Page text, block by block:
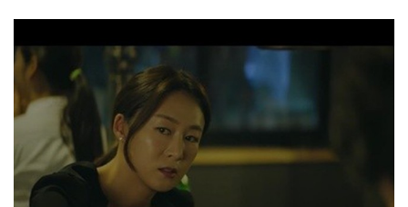
발차기로 기안84에게 X침을 가했고, 이에 기안84는 외마디 비명과
함께 쓰러져 유쾌한 OT의 정점을 찍었다. 기사원문 및 출처 :
매경닷컴 MK스포츠 김나영 기자 http://mksports.co.kr/view…